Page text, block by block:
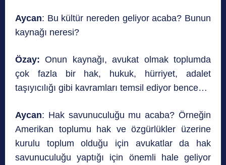
Aycan: Bu kültür nereden geliyor acaba? Bunun
kaynağı neresi?
Özay: Onun kaynağı, avukat olmak toplumda
çok fazla bir hak, hukuk, hürriyet, adalet
taşıyıcılığı gibi kavramları temsil ediyor bence…
Aycan: Hak savunuculuğu mu acaba? Örneğin
Amerikan toplumu hak ve özgürlükler üzerine
kurulu toplum olduğu için avukatlar da hak
savunuculuğu yaptığı için önemli hale geliyor